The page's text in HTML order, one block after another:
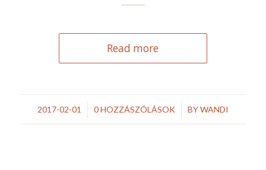
Read more
2017-02-01
/ 0 HOZZÁSZÓLÁSOK
/ BYWANDI